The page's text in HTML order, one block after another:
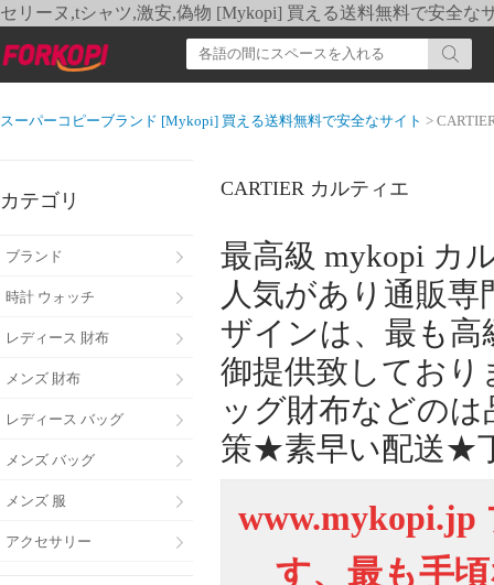
セリーヌ,tシャツ,激安,偽物 [Mykopi] 買える送料無料で安全な
スーパーコピーブランド [Mykopi] 買える送料無料で安全なサイト >
カテゴリ
ブランド
時計 ウォッチ
レディース 財布
メンズ 財布
レディース バッグ
メンズ バッグ
メンズ 服
アクセサリー
CARTIER カルティエ
最高級 mykopi カ
人気があり通販
ザインは、最も高
御提供致してお
ッグ財布などの
策★素早い配送★
www.mykopi.jp
す、最も手